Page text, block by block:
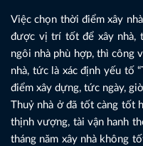
Việc chọn thời điểm xây
được vị trí tốt để xây nhà,
ngôi nhà phù hợp, thì công
nhà, tức là xác định yếu tố
điểm xây dựng, tức ngày,
Thuỷ nhà ở đã tốt càng tốt
thịnh vượng, tài vận hanh
tháng năm xây nhà không